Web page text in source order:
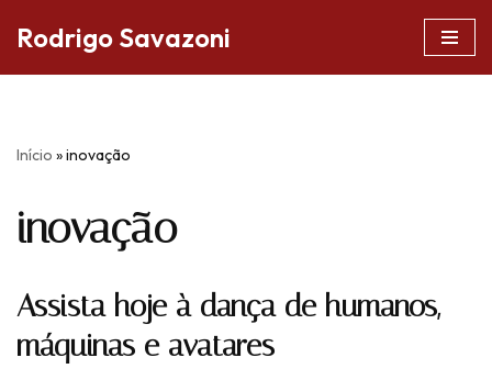
conteúdo
Rodrigo Savazoni
Início »inovação
inovação
Assista hoje à dança de humanos,
máquinas e avatares